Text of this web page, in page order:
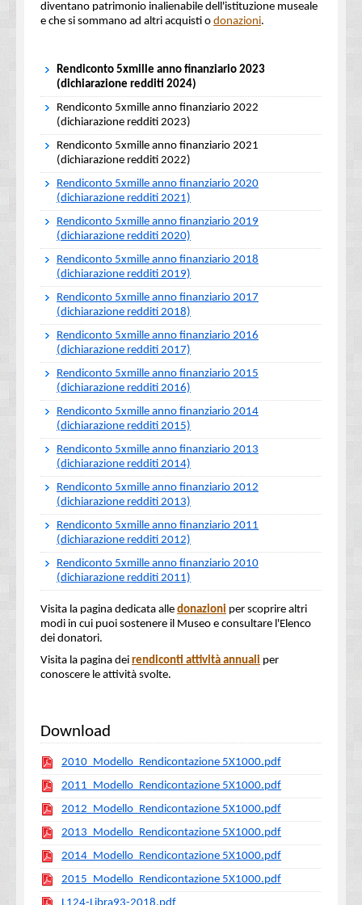
diventano patrimonio inalienabile dell'istituzione museale
e che si sommano ad altri acquisti o donazioni.
Rendiconto 5xmille anno finanziario 2023
(dichiarazione redditi 2024)
Rendiconto 5xmille anno finanziario 2022
(dichiarazione redditi 2023)
Rendiconto 5xmille anno finanziario 2021
(dichiarazione redditi 2022)
Rendiconto 5xmille anno finanziario 2020
(dichiarazione redditi 2021)
Rendiconto 5xmille anno finanziario 2019
(dichiarazione redditi 2020)
Rendiconto 5xmille anno finanziario 2018
(dichiarazione redditi 2019)
Rendiconto 5xmille anno finanziario 2017
(dichiarazione redditi 2018)
Rendiconto 5xmille anno finanziario 2016
(dichiarazione redditi 2017)
Rendiconto 5xmille anno finanziario 2015
(dichiarazione redditi 2016)
Rendiconto 5xmille anno finanziario 2014
(dichiarazione redditi 2015)
Rendiconto 5xmille anno finanziario 2013
(dichiarazione redditi 2014)
Rendiconto 5xmille anno finanziario 2012
(dichiarazione redditi 2013)
Rendiconto 5xmille anno finanziario 2011
(dichiarazione redditi 2012)
Rendiconto 5xmille anno finanziario 2010
(dichiarazione redditi 2011)
Visita la pagina dedicata alle donazioni per scoprire altri
modi in cui puoi sostenere il Museo e consultare l'Elenco
dei donatori.
Visita la pagina dei rendiconti attività annuali per
conoscere le attività svolte.
Download
2010_Modello_Rendicontazione 5X1000.pdf
2011_Modello_Rendicontazione 5X1000.pdf
2012_Modello_Rendicontazione 5X1000.pdf
2013_Modello_Rendicontazione 5X1000.pdf
2014_Modello_Rendicontazione 5X1000.pdf
2015_Modello_Rendicontazione 5X1000.pdf